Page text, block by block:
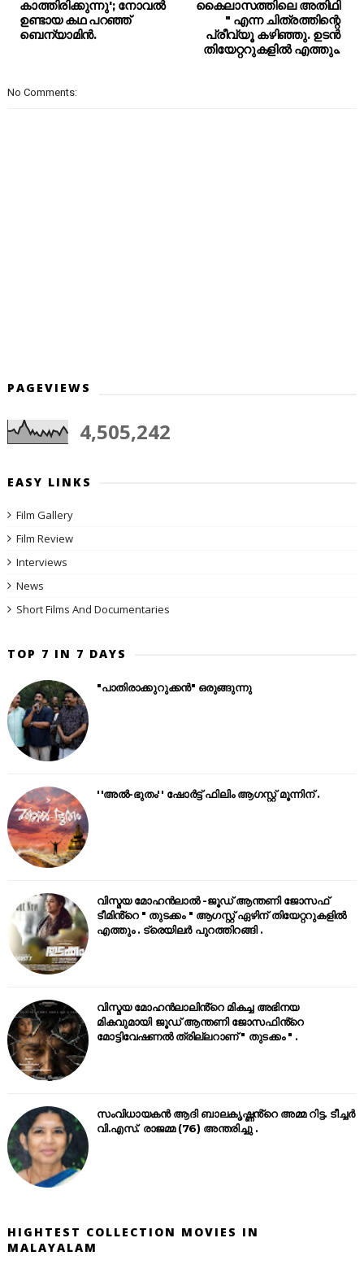
കൈലാസത്തിലെ അതിഥി
" എന്ന ചിത്രത്തിന്റെ
പ്രീവ്യൂ കഴിഞ്ഞു. ഉടൻ
തിയേറ്ററുകളിൽ എത്തും.
കാത്തിരിക്കുന്നു'; നോവല്‍
ഉണ്ടായ കഥ പറഞ്ഞ്
ബെന്യാമിൻ.
No Comments:
PAGEVIEWS
4,505,242
EASY LINKS
Film Gallery
Film Review
Interviews
News
Short Films And Documentaries
TOP 7 IN 7 DAYS
"പാതിരാക്കുറുക്കൻ" ഒരുങ്ങുന്നു
''അൽ-ഭുതം'' ഷോർട്ട് ഫിലിം ആഗസ്റ്റ് മൂന്നിന് .
വിസ്മയ മോഹൻലാൽ -ജൂഡ് ആന്തണി ജോസഫ്
ടീമിൻ്റെ " തുടക്കം " ആഗസ്റ്റ് ഏഴിന് തിയേറ്ററുകളിൽ
എത്തും . ട്രെയിലർ പുറത്തിറങ്ങി .
വിസ്മയ മോഹൻലാലിൻ്റെ മികച്ച അഭിനയ
മികവുമായി ജൂഡ് ആന്തണി ജോസഫിൻ്റെ
മോട്ടിവേഷണൽ ത്രില്ലറാണ് " തുടക്കം " .
സംവിധായകൻ ആദി ബാലകൃഷ്ണൻ്റെ അമ്മ റിട്ട. ടീച്ചർ
വി.എസ്. രാജമ്മ (76) അന്തരിച്ചു .
HIGHTEST COLLECTION MOVIES IN
MALAYALAM